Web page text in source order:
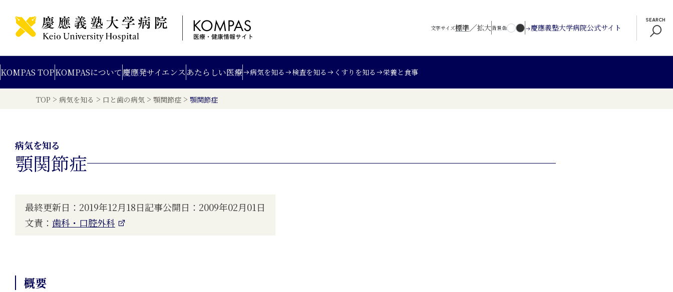
文字サイズ標準／拡大背景色 慶應義塾大学病院公式サイト
SEARCH
KOMPAS TOPKOMPASについて慶應発サイエンス あたらしい医療 病気を知る 検査を知る くすりを知る 栄養と食事
TOP > 病気を知る > 口と歯の病気 > 顎関節症 > 顎関節症
病気を知る
顎関節症
最終更新日：2019年12月18日記事公開日：2009年02月01日
文責： 歯科・口腔外科
概要